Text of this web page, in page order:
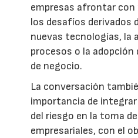
empresas afrontar
los desafíos derivados
nuevas tecnologías, la
procesos o la adopción
de negocio.
La conversación
importancia de
del riesgo en la toma
empresariales, con el